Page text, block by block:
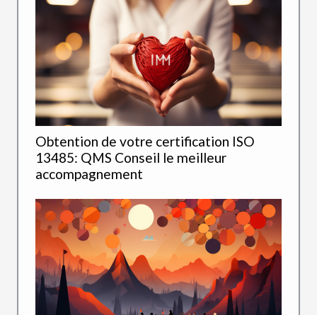
Obtention de votre certification ISO
13485: QMS Conseil le meilleur
accompagnement